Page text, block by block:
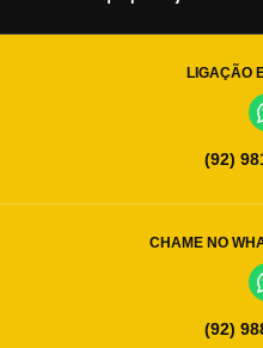
LIGAÇÃO
(92)
CHAME NO
(92)